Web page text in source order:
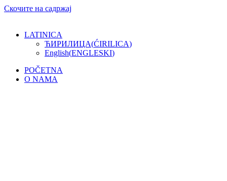
Скочите на садржај
LATINICA
ЋИРИЛИЦА(ĆIRILICA)
English(ENGLESKI)
POČETNA
O NAMA